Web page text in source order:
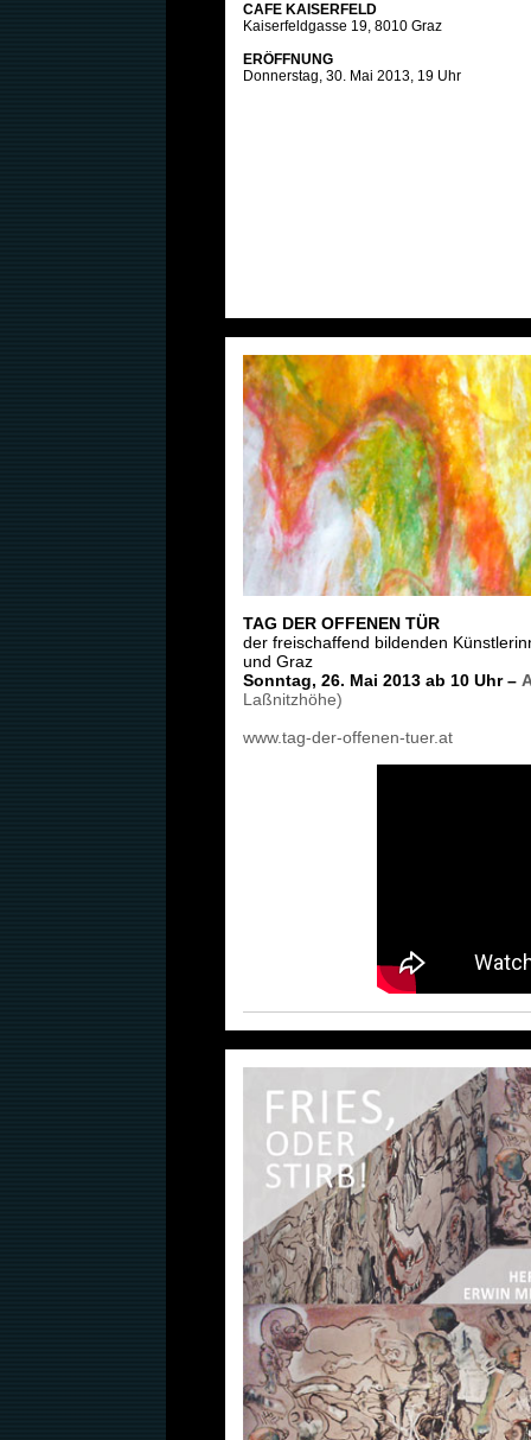
CAFE KAISERFELD
Kaiserfeldgasse 19, 8010 Graz
ERÖFFNUNG
Donnerstag, 30. Mai 2013, 19 Uhr
TAG DER OFFENEN TÜR
der freischaffend bildenden
und Graz
Sonntag, 26. Mai 2013 ab 10 Uhr –
Laßnitzhöhe)
www.tag-der-offenen-tuer.at